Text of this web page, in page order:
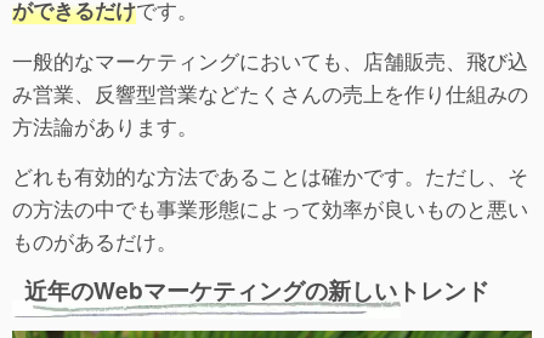
ができるだけです。
一般的なマーケティングにおいても、店舗販売、飛び込
み営業、反響型営業などたくさんの売上を作り仕組みの
方法論があります。
どれも有効的な方法であることは確かです。ただし、そ
の方法の中でも事業形態によって効率が良いものと悪い
ものがあるだけ。
近年のWebマーケティングの新しいトレンド